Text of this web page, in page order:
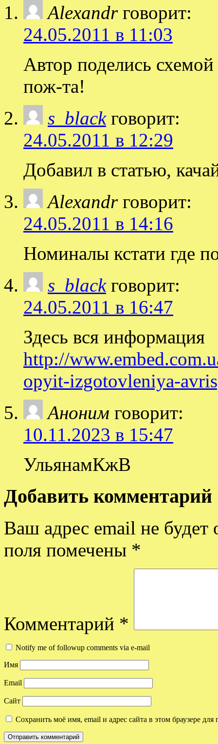
Alexandr говорит:
24.05.2011 в 11:03
Автор поделись схемой
пож-та!
s_black говорит:
24.05.2011 в 12:29
Добавил в статью,
Alexandr говорит:
24.05.2011 в 14:16
Номиналы кстати где
s_black говорит:
24.05.2011 в 16:47
Здесь вся информация
http://
opyit-izgotovleniya-
Аноним говорит:
10.11.2023 в 15:47
УльянамКжВ
Добавить комментарий
Ваш адрес email не будет
поля помечены *
Комментарий *
Notify me of followup comments via e-mail
Имя
Email
Сайт
Сохранить моё имя, email и адрес сайта в этом браузере